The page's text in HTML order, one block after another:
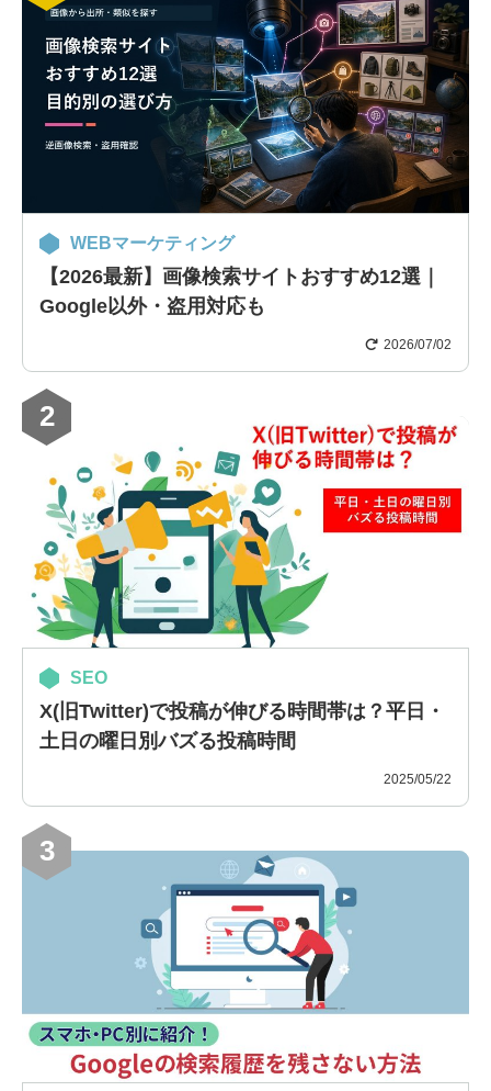
WEBマーケティング
【2026最新】画像検索サイトおすすめ12選｜
Google以外・盗用対応も
2026/07/02
2
SEO
X(旧Twitter)で投稿が伸びる時間帯は？平日・
土日の曜日別バズる投稿時間
2025/05/22
3